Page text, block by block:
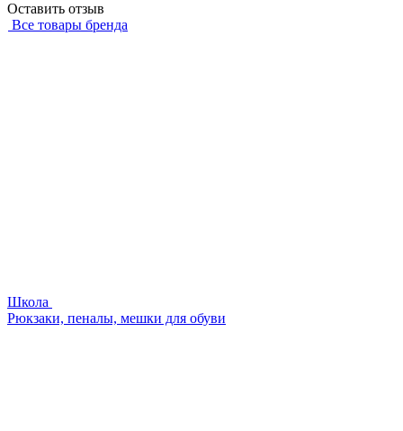
Оставить отзыв
Все товары бренда
Школа
Рюкзаки, пеналы, мешки для обуви